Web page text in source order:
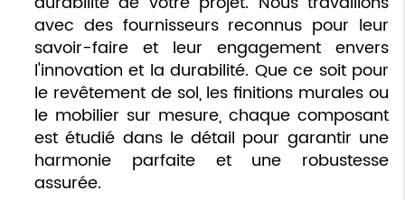
avec des fournisseurs reconnus pour leur
savoir-faire et leur engagement envers
l'innovation et la durabilité. Que ce soit pour
le revêtement de sol, les finitions murales ou
le mobilier sur mesure, chaque composant
est étudié dans le détail pour garantir une
harmonie parfaite et une robustesse
assurée.